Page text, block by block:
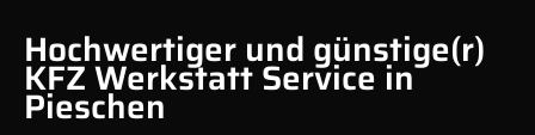
Hochwertiger und günstige(r)
KFZ Werkstatt Service in
Pieschen